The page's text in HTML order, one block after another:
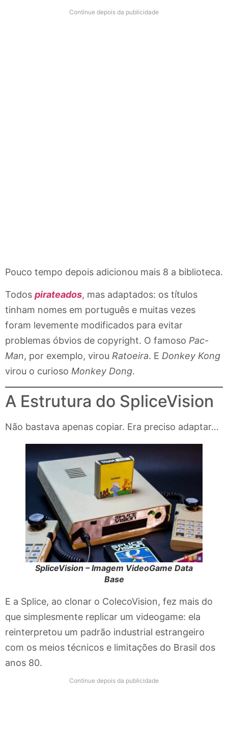
Continue depois da publicidade
Pouco tempo depois adicionou mais 8 a biblioteca.
Todos pirateados, mas adaptados: os títulos
tinham nomes em português e muitas vezes
foram levemente modificados para evitar
problemas óbvios de copyright. O famoso Pac-
Man, por exemplo, virou Ratoeira. E Donkey Kong
virou o curioso Monkey Dong.
A Estrutura do SpliceVision
Não bastava apenas copiar. Era preciso adaptar…
SpliceVision – Imagem VideoGame Data
Base
E a Splice, ao clonar o ColecoVision, fez mais do
que simplesmente replicar um videogame: ela
reinterpretou um padrão industrial estrangeiro
com os meios técnicos e limitações do Brasil dos
anos 80.
Continue depois da publicidade